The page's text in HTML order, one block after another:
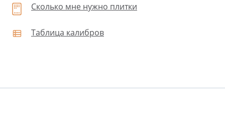
Сколько мне нужно плитки
Таблица калибров